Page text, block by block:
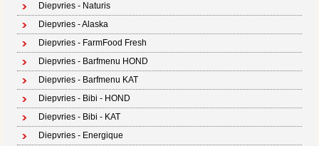
Diepvries - Naturis
Diepvries - Alaska
Diepvries - FarmFood Fresh
Diepvries - Barfmenu HOND
Diepvries - Barfmenu KAT
Diepvries - Bibi - HOND
Diepvries - Bibi - KAT
Diepvries - Energique